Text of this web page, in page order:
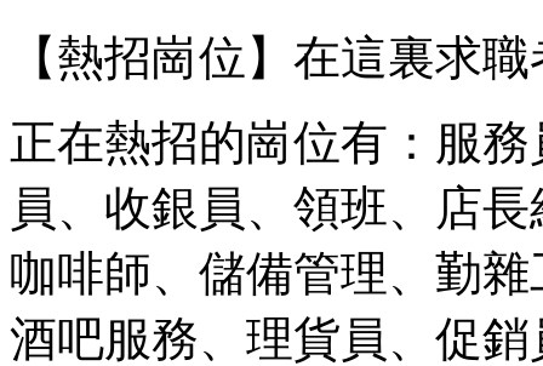
【熱招崗位】在這裏求
正在熱招的崗位有：服
員、收銀員、領班、店
咖啡師、儲備管理、勤
酒吧服務、理貨員、促